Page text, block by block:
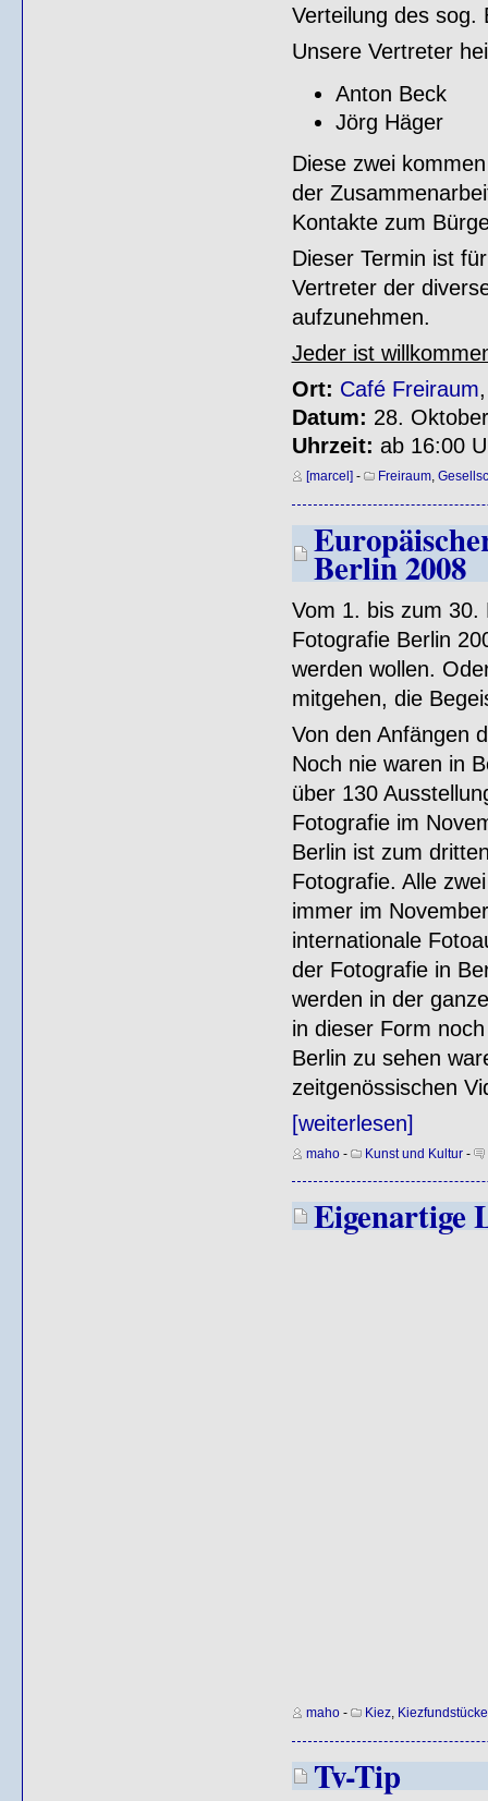
Verteilung des sog.
Unsere Vertreter
Anton Beck
Jörg Häger
Diese zwei
der
Kontakte zum
Dieser Termin ist
Vertreter der
aufzunehmen.
Jeder ist
Ort: Café Freiraum
Datum: 28.
Uhrzeit: ab 16:00
[marcel] - Freiraum,
Berlin 2008
Vom 1. bis zum 30.
Fotografie Berlin
werden wollen.
mitgehen, die
Von den Anfängen
Noch nie waren in
über 130
Fotografie im
Berlin ist zum
Fotografie. Alle
immer im
internationale
der Fotografie in
werden in der
in dieser Form
Berlin zu sehen
zeitgenössischen
[weiterlesen]
maho- Kunst und Kultur-
Eigenartige
maho- Kiez, Kiezfundstücke
Tv-Tip